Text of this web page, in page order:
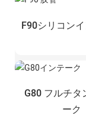
F90シリコン
G80 フルチタ
ーク